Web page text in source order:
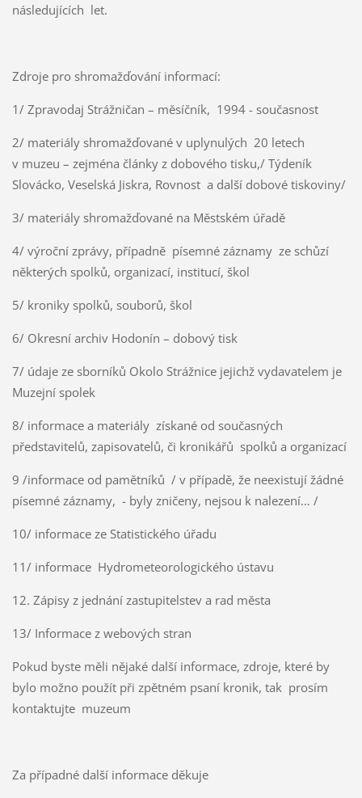
následujících let.
Zdroje pro shromažďování informací:
1/ Zpravodaj Strážničan – měsíčník, 1994 - současnost
2/ materiály shromažďované v uplynulých 20 letech
v muzeu – zejména články z dobového tisku,/ Týdeník
Slovácko, Veselská Jiskra, Rovnost a další dobové tiskoviny/
3/ materiály shromažďované na Městském úřadě
4/ výroční zprávy, případně písemné záznamy ze schůzí
některých spolků, organizací, institucí, škol
5/ kroniky spolků, souborů, škol
6/ Okresní archiv Hodonín – dobový tisk
7/ údaje ze sborníků Okolo Strážnice jejichž vydavatelem je
Muzejní spolek
8/ informace a materiály získané od současných
představitelů, zapisovatelů, či kronikářů spolků a organizací
9 /informace od pamětníků / v případě, že neexistují žádné
písemné záznamy, - byly zničeny, nejsou k nalezení… /
10/ informace ze Statistického úřadu
11/ informace Hydrometeorologického ústavu
12. Zápisy z jednání zastupitelstev a rad města
13/ Informace z webových stran
Pokud byste měli nějaké další informace, zdroje, které by
bylo možno použít při zpětném psaní kronik, tak prosím
kontaktujte muzeum
Za případné další informace děkuje